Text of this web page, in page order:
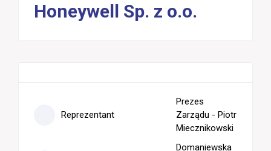
Honeywell Sp. z o.o.
Reprezentant
Prezes
Zarządu - Piotr
Miecznikowski
Domaniewska